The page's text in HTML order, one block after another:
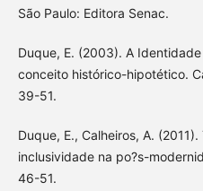
São Paulo: Editora Senac.
Duque, E. (2003). A
conceito histórico-hipotético.
39-51.
Duque, E., Calheiros, A.
inclusividade na po?s-
46-51.